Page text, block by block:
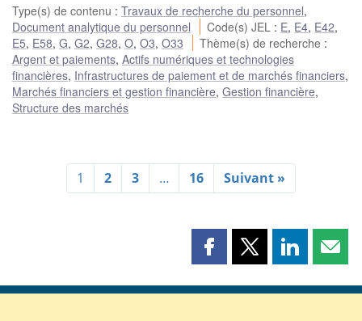
Type(s) de contenu : Travaux de recherche du personnel,
Document analytique du personnel
Code(s) JEL : E, E4, E42,
E5, E58, G, G2, G28, O, O3, O33 Thème(s) de recherche :
Argent et paiements, Actifs numériques et technologies
financières, Infrastructures de paiement et de marchés financiers,
Marchés financiers et gestion financière, Gestion financière,
Structure des marchés
1 2 3 … 16 Suivant »
Partager
page
Partager
page
Partager
page page